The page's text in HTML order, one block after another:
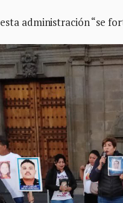
administración “se